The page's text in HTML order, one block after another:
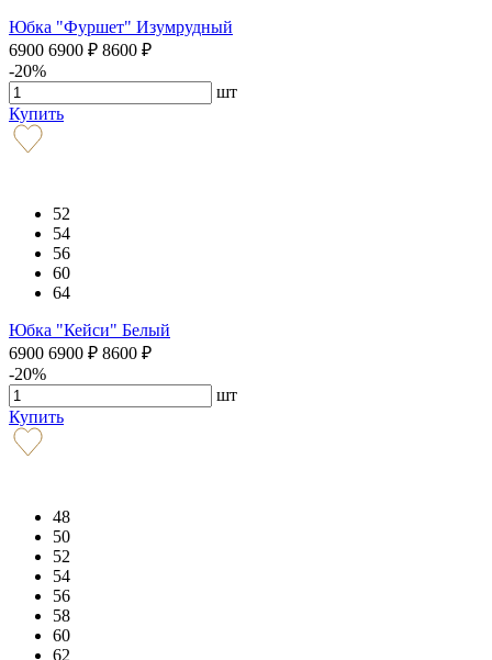
Юбка "Фуршет" Изумрудный
6900 6900 ₽ 8600 ₽
-20%
шт
Купить
52
54
56
60
64
Юбка "Кейси" Белый
6900 6900 ₽ 8600 ₽
-20%
шт
Купить
48
50
52
54
56
58
60
62